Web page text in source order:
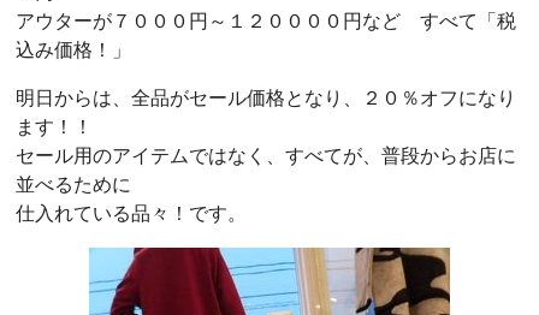
アウターが７０００円～１２００００円など すべて「税
込み価格！」
明日からは、全品がセール価格となり、２０％オフになり
ます！！
セール用のアイテムではなく、すべてが、普段からお店に
並べるために
仕入れている品々！です。